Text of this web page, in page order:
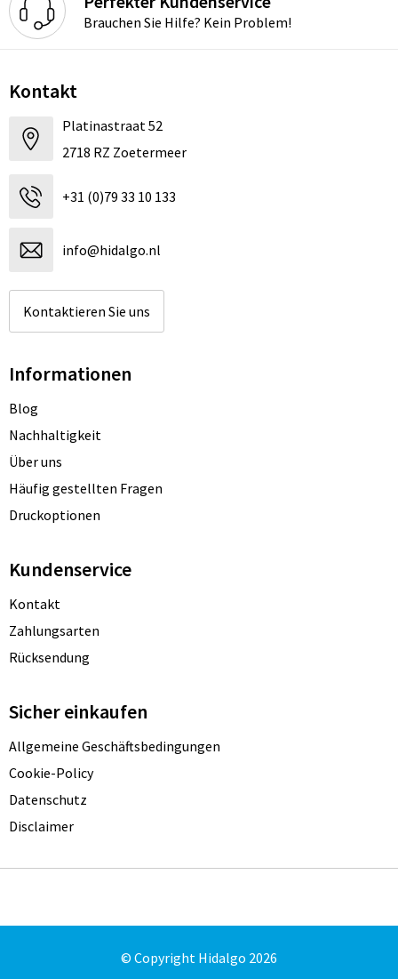
Brauchen Sie Hilfe? Kein Problem!
Kontakt
Platinastraat 52
2718 RZ Zoetermeer
+31 (0)79 33 10 133
info@hidalgo.nl
Kontaktieren Sie uns
Informationen
Blog
Nachhaltigkeit
Über uns
Häufig gestellten Fragen
Druckoptionen
Kundenservice
Kontakt
Zahlungsarten
Rücksendung
Sicher einkaufen
Allgemeine Geschäftsbedingungen
Cookie-Policy
Datenschutz
Disclaimer
© Copyright Hidalgo 2026